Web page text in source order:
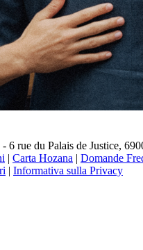
6 rue du Palais de Justice,
| Carta Hozana | Domande
| Informativa sulla Privacy